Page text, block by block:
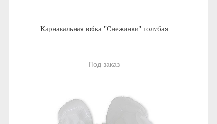
Карнавальная юбка "Снежинки" голубая
Под заказ